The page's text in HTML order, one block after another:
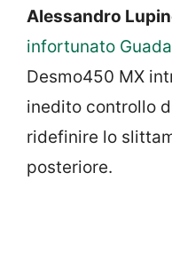
Alessandro
infortunato
Desmo450 MX
inedito controllo
ridefinire lo
posteriore.